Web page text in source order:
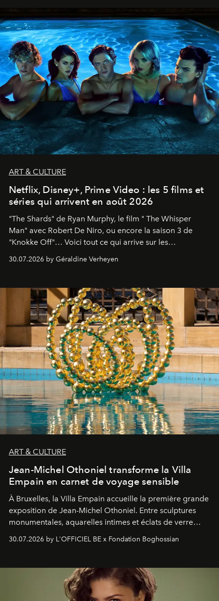
ART & CULTURE
Netflix, Disney+, Prime Video : les 5 films et
séries qui arrivent en août 2026
"The Shards" de Ryan Murphy, le film " The Whisper
Man" avec Robert De Niro, ou encore la saison 3 de
"Knokke Off"… Voici tout ce qui arrive sur les
plateformes de streaming en août 2026.
30.07.2026 by Géraldine Verheyen
ART & CULTURE
Jean-Michel Othoniel transforme la Villa
Empain en carnet de voyage sensible
À Bruxelles, la Villa Empain accueille la première grande
exposition de Jean-Michel Othoniel. Entre sculptures
monumentales, aquarelles intimes et éclats de verre
soufflé, l’artiste français compose un itinéraire
émotionnel où chaque œuvre devient le souvenir
émerveillement.
30.07.2026 by L'OFFICIEL BE x Fondation Boghossian